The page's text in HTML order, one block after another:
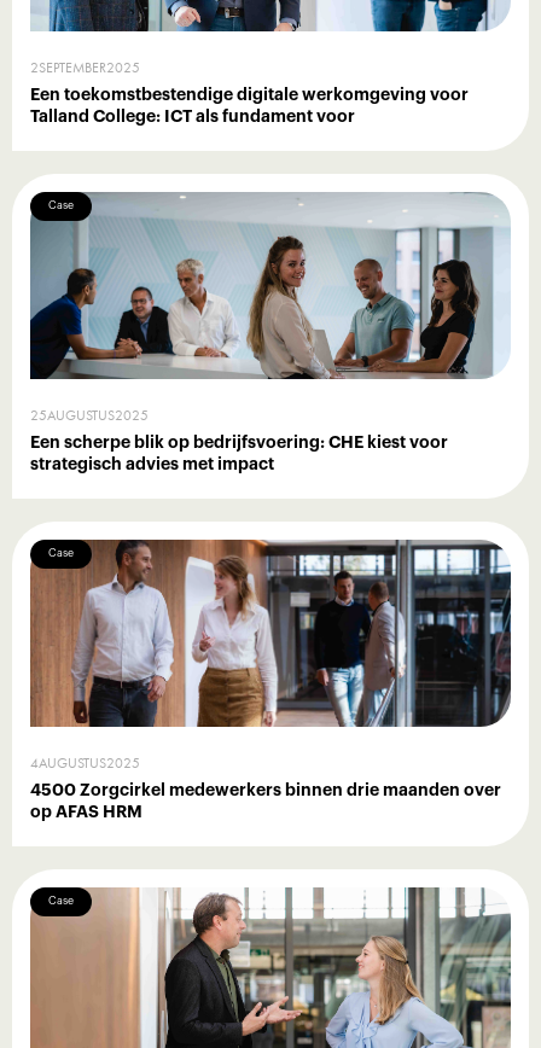
2SEPTEMBER2025
Een toekomstbestendige digitale werkomgeving voor
Talland College: ICT als fundament voor
Case
25AUGUSTUS2025
Een scherpe blik op bedrijfsvoering: CHE kiest voor
strategisch advies met impact
Case
4AUGUSTUS2025
4500 Zorgcirkel medewerkers binnen drie maanden over
op AFAS HRM
Case